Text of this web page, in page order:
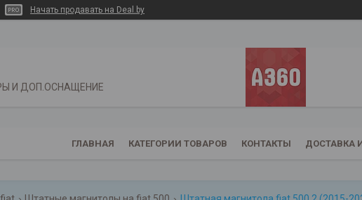
Начать продавать на Deal.by
И ДОП.ОСНАЩЕНИЕ
ГЛАВНАЯ КАТЕГОРИИ ТОВАРОВ КОНТАКТЫ ДОСТАВКА